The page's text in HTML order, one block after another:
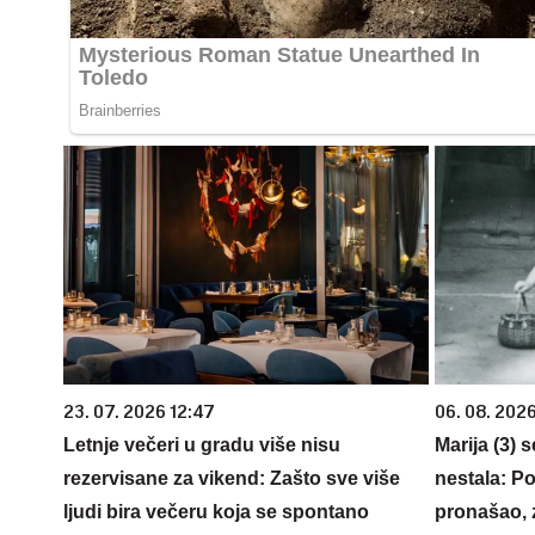
23. 07. 2026 12:47
Letnje večeri u gradu više nisu
rezervisane za vikend: Zašto sve više
ljudi bira večeru koja se spontano
06. 08.
Marija (3)
nestala:
pronašao,